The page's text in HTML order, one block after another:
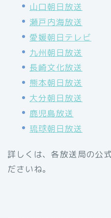
山口朝日放送
瀬戸内海放送
愛媛朝日テレビ
九州朝日放送
長崎文化放送
熊本朝日放送
大分朝日放送
鹿児島放送
琉球朝日放送
詳しくは、各放送局の公
ださいね。